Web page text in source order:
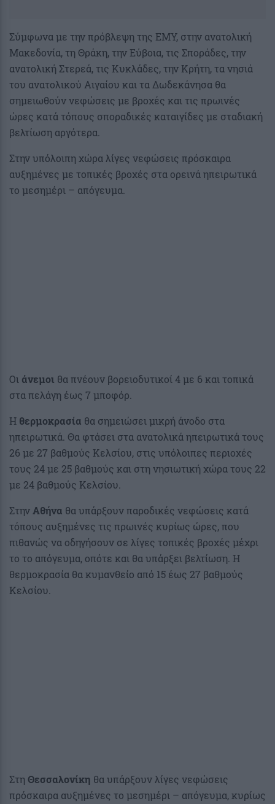
Σύμφωνα με την πρόβλεψη της ΕΜΥ, στην ανατολική
Μακεδονία, τη Θράκη, την Εύβοια, τις Σποράδες, την
ανατολική Στερεά, τις Κυκλάδες, την Κρήτη, τα νησιά
του ανατολικού Αιγαίου και τα Δωδεκάνησα θα
σημειωθούν νεφώσεις με βροχές και τις πρωινές
ώρες κατά τόπους σποραδικές καταιγίδες με σταδιακή
βελτίωση αργότερα.
Στην υπόλοιπη χώρα λίγες νεφώσεις πρόσκαιρα
αυξημένες με τοπικές βροχές στα ορεινά ηπειρωτικά
το μεσημέρι – απόγευμα.
Οι άνεμοι θα πνέουν βορειοδυτικοί 4 με 6 και τοπικά
στα πελάγη έως 7 μποφόρ.
Η θερμοκρασία θα σημειώσει μικρή άνοδο στα
ηπειρωτικά. Θα φτάσει στα ανατολικά ηπειρωτικά τους
26 με 27 βαθμούς Κελσίου, στις υπόλοιπες περιοχές
τους 24 με 25 βαθμούς και στη νησιωτική χώρα τους 22
με 24 βαθμούς Κελσίου.
ΣτηνΑθήνα θα υπάρξουν παροδικές νεφώσεις κατά
τόπους αυξημένες τις πρωινές κυρίως ώρες, που
πιθανώς να οδηγήσουν σε λίγες τοπικές βροχές μέχρι
το το απόγευμα, οπότε και θα υπάρξει βελτίωση. Η
θερμοκρασία θα κυμανθείο από 15 έως 27 βαθμούς
Κελσίου.
Στη Θεσσαλονίκη θα υπάρξουν λίγες νεφώσεις
πρόσκαιρα αυξημένες το μεσημέρι – απόγευμα, κυρίως